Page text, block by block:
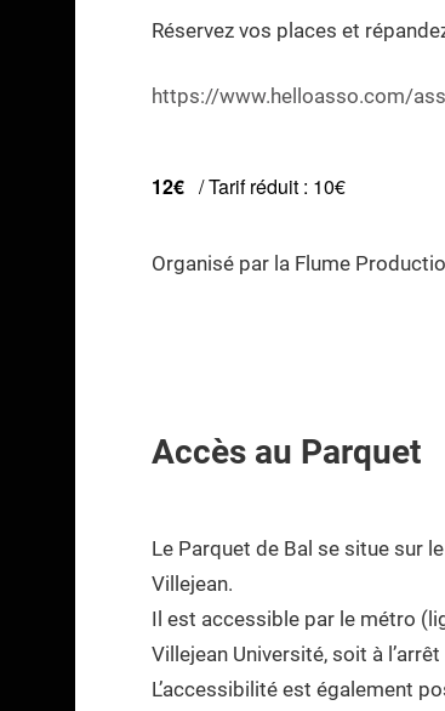
Réservez vos places et
https://www.helloasso.com/
12€ / Tarif réduit : 10€
Organisé par la Flume
Accès au Parquet
Le Parquet de Bal se situe sur
Villejean.
Il est accessible par le métro
Villejean Université, soit à l’arrêt
L’accessibilité est également